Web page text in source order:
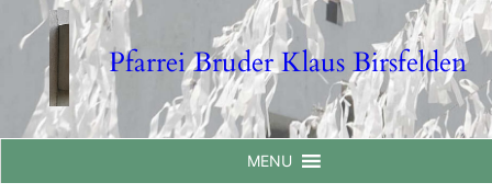
content
Pfarrei Bruder Klaus Birsfelden
MENU